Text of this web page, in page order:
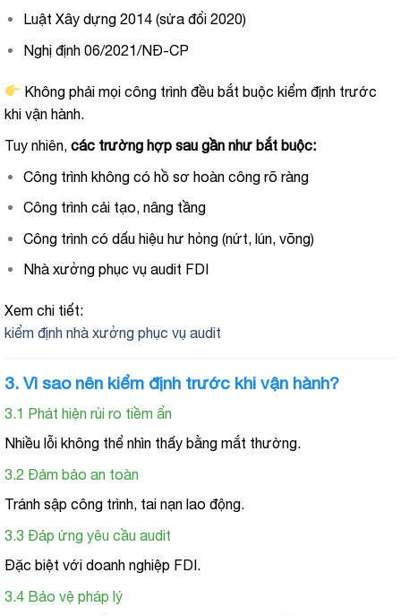
Luật Xây dựng 2014 (sửa đổi 2020)
Nghị định 06/2021/NĐ-CP
Không phải mọi công trình đều bắt buộc kiểm định trước
khi vận hành.
Tuy nhiên, các trường hợp sau gần như bắt buộc:
Công trình không có hồ sơ hoàn công rõ ràng
Công trình cải tạo, nâng tầng
Công trình có dấu hiệu hư hỏng (nứt, lún, võng)
Nhà xưởng phục vụ audit FDI
Xem chi tiết:
kiểm định nhà xưởng phục vụ audit
3. Vì sao nên kiểm định trước khi vận hành?
3.1 Phát hiện rủi ro tiềm ẩn
Nhiều lỗi không thể nhìn thấy bằng mắt thường.
3.2 Đảm bảo an toàn
Tránh sập công trình, tai nạn lao động.
3.3 Đáp ứng yêu cầu audit
Đặc biệt với doanh nghiệp FDI.
3.4 Bảo vệ pháp lý